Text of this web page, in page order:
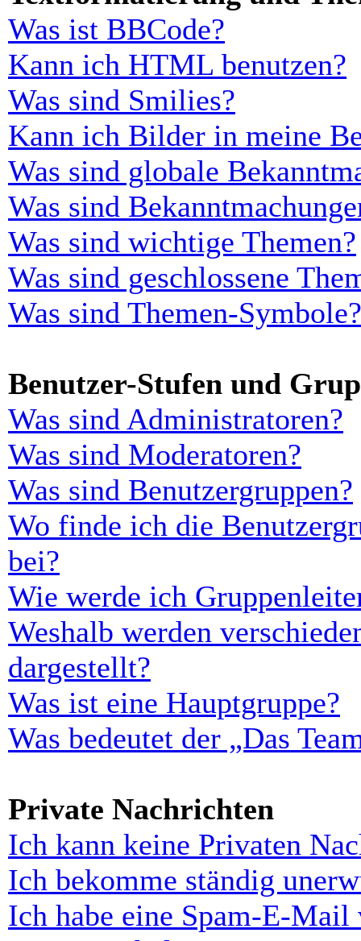
Was ist BBCode?
Kann ich HTML benutzen?
Was sind Smilies?
Kann ich Bilder in meine
Was sind globale
Was sind
Was sind wichtige Themen?
Was sind geschlossene
Was sind Themen-Symbole?
Benutzer-Stufen und
Was sind Administratoren?
Was sind Moderatoren?
Was sind Benutzergruppen?
Wo finde ich die
bei?
Wie werde ich
Weshalb werden
dargestellt?
Was ist eine Hauptgruppe?
Was bedeutet der „Das
Private Nachrichten
Ich kann keine Privaten
Ich bekomme ständig
Ich habe eine Spam-E-